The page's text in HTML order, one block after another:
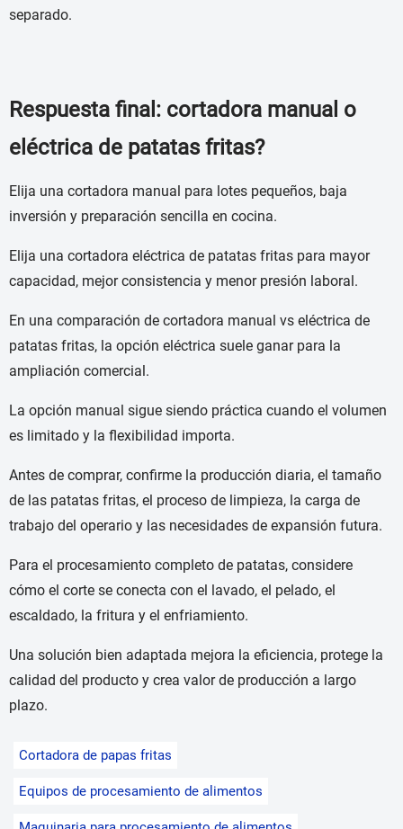
separado.
Respuesta final: cortadora manual o
eléctrica de patatas fritas?
Elija una cortadora manual para lotes pequeños, baja
inversión y preparación sencilla en cocina.
Elija una cortadora eléctrica de patatas fritas para mayor
capacidad, mejor consistencia y menor presión laboral.
En una comparación de cortadora manual vs eléctrica de
patatas fritas, la opción eléctrica suele ganar para la
ampliación comercial.
La opción manual sigue siendo práctica cuando el volumen
es limitado y la flexibilidad importa.
Antes de comprar, confirme la producción diaria, el tamaño
de las patatas fritas, el proceso de limpieza, la carga de
trabajo del operario y las necesidades de expansión futura.
Para el procesamiento completo de patatas, considere
cómo el corte se conecta con el lavado, el pelado, el
escaldado, la fritura y el enfriamiento.
Una solución bien adaptada mejora la eficiencia, protege la
calidad del producto y crea valor de producción a largo
plazo.
Cortadora de papas fritas
Equipos de procesamiento de alimentos